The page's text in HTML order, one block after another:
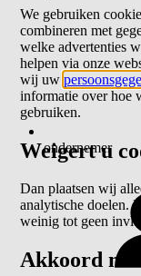
ondernemer
We gebruiken
combineren met
welke advertenties
helpen via onze
wij uw
informatie over hoe
gebruiken.
Weigert u
Dan plaatsen wij
analytische doelen.
weinig tot geen
Akkoord